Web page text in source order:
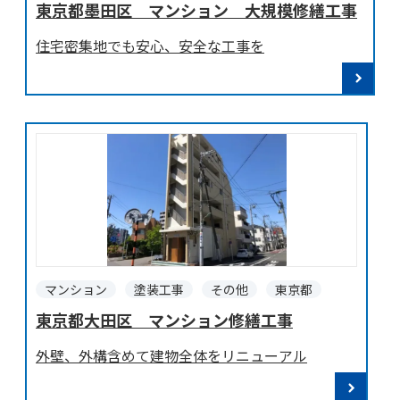
東京都墨田区 マンション 大規模修繕工事
住宅密集地でも安心、安全な工事を
マンション 塗装工事 その他 東京都
東京都大田区 マンション修繕工事
外壁、外構含めて建物全体をリニューアル